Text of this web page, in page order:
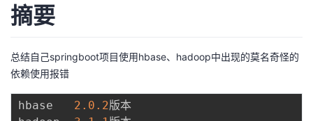
客
论
的
子
我
直
播
的
活
我
的
我
摘要
总结自己springboot项目使用hbase、hadoop中出现的莫名奇怪的
依赖使用报错
hbase 2.0 .2版本